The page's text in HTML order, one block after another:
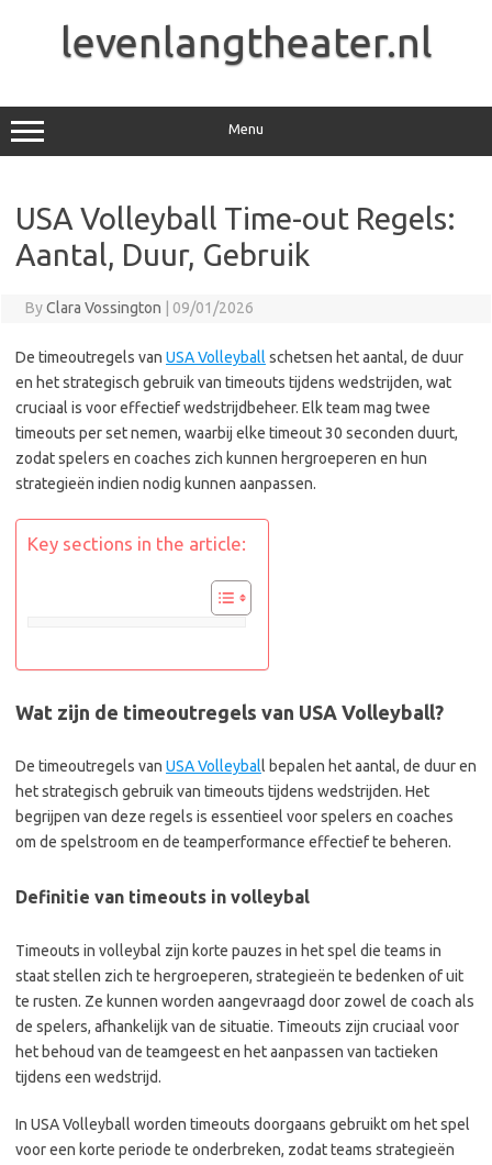
levenlangtheater.nl
Menu
USA Volleyball Time-out Regels:
Aantal, Duur, Gebruik
ByClara Vossington 09/01/2026
De timeoutregels van USA Volleyball schetsen het aantal, de duur
en het strategisch gebruik van timeouts tijdens wedstrijden, wat
cruciaal is voor effectief wedstrijdbeheer. Elk team mag twee
timeouts per set nemen, waarbij elke timeout 30 seconden duurt,
zodat spelers en coaches zich kunnen hergroeperen en hun
strategieën indien nodig kunnen aanpassen.
Key sections in the article:
Wat zijn de timeoutregels van USA Volleyball?
De timeoutregels van USA Volleyball bepalen het aantal, de duur en
het strategisch gebruik van timeouts tijdens wedstrijden. Het
begrijpen van deze regels is essentieel voor spelers en coaches
om de spelstroom en de teamperformance effectief te beheren.
Definitie van timeouts in volleybal
Timeouts in volleybal zijn korte pauzes in het spel die teams in
staat stellen zich te hergroeperen, strategieën te bedenken of uit
te rusten. Ze kunnen worden aangevraagd door zowel de coach als
de spelers, afhankelijk van de situatie. Timeouts zijn cruciaal voor
het behoud van de teamgeest en het aanpassen van tactieken
tijdens een wedstrijd.
In USA Volleyball worden timeouts doorgaans gebruikt om het spel
voor een korte periode te onderbreken, zodat teams strategieën